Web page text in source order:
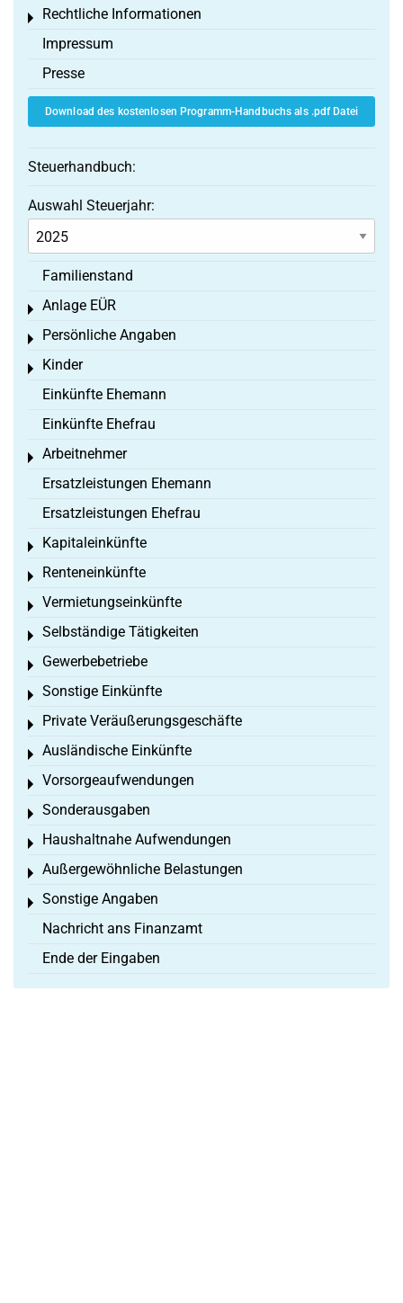
Rechtliche Informationen
Toggle menu
Impressum
Presse
Download des kostenlosen Programm-Handbuchs als .pdf Datei
Steuerhandbuch:
Auswahl Steuerjahr:
Familienstand
Anlage EÜR
Toggle menu
Persönliche Angaben
Toggle menu
Kinder
Toggle menu
Einkünfte Ehemann
Einkünfte Ehefrau
Arbeitnehmer
Toggle menu
Ersatzleistungen Ehemann
Ersatzleistungen Ehefrau
Kapitaleinkünfte
Toggle menu
Renteneinkünfte
Toggle menu
Vermietungseinkünfte
Toggle menu
Selbständige Tätigkeiten
Toggle menu
Gewerbebetriebe
Toggle menu
Sonstige Einkünfte
Toggle menu
Private Veräußerungsgeschäfte
Toggle menu
Ausländische Einkünfte
Toggle menu
Vorsorgeaufwendungen
Toggle menu
Sonderausgaben
Toggle menu
Haushaltnahe Aufwendungen
Toggle menu
Außergewöhnliche Belastungen
Toggle menu
Sonstige Angaben
Toggle menu
Nachricht ans Finanzamt
Ende der Eingaben